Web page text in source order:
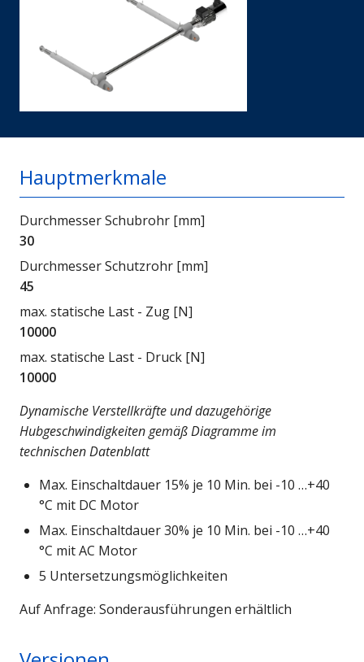
Hauptmerkmale
Durchmesser Schubrohr [mm]
30
Durchmesser Schutzrohr [mm]
45
max. statische Last - Zug [N]
10000
max. statische Last - Druck [N]
10000
Dynamische Verstellkräfte und dazugehörige
Hubgeschwindigkeiten gemäß Diagramme im
technischen Datenblatt
Max. Einschaltdauer 15% je 10 Min. bei -10 …+40
°C mit DC Motor
Max. Einschaltdauer 30% je 10 Min. bei -10 …+40
°C mit AC Motor
5 Untersetzungsmöglichkeiten
Auf Anfrage: Sonderausführungen erhältlich